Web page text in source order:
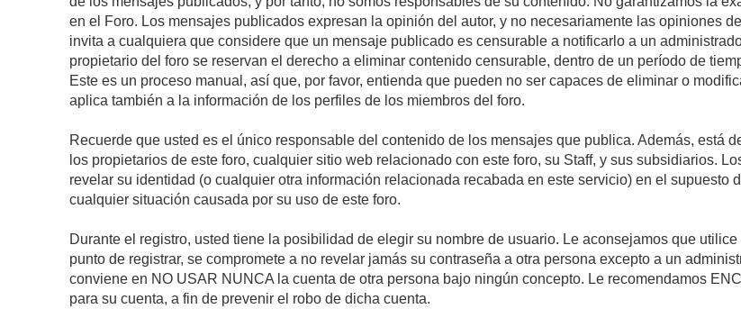
en el Foro. Los mensajes publicados expresan la opinión del autor, y no necesariamente las opiniones
invita a cualquiera que considere que un mensaje publicado es censurable a notificarlo a un
propietario del foro se reservan el derecho a eliminar contenido censurable, dentro de un período de
Este es un proceso manual, así que, por favor, entienda que pueden no ser capaces de eliminar o
aplica también a la información de los perfiles de los miembros del foro.
Recuerde que usted es el único responsable del contenido de los mensajes que publica. Además, está
los propietarios de este foro, cualquier sitio web relacionado con este foro, su Staff, y sus subsidiarios.
revelar su identidad (o cualquier otra información relacionada recabada en este servicio) en el
cualquier situación causada por su uso de este foro.
Durante el registro, usted tiene la posibilidad de elegir su nombre de usuario. Le aconsejamos que
punto de registrar, se compromete a no revelar jamás su contraseña a otra persona excepto a un
conviene en NO USAR NUNCA la cuenta de otra persona bajo ningún concepto. Le recomendamos
para su cuenta, a fin de prevenir el robo de dicha cuenta.